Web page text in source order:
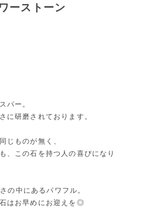
ーストーン
パー。
に研磨されております。
じものが無く、
、この石を持つ人の喜びになり
の中にあるパワフル。
はお早めにお迎えを◎